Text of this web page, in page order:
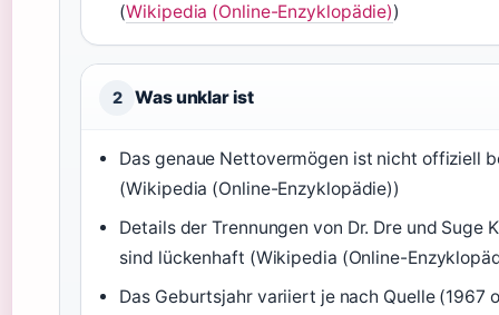
(Wikipedia (Online-Enzyklopädie))
2 Was unklar ist
Das genaue Nettovermögen ist nicht offiziell
(Wikipedia (Online-Enzyklopädie))
Details der Trennungen von Dr. Dre und Suge
sind lückenhaft (Wikipedia (Online-
Das Geburtsjahr variiert je nach Quelle (1967